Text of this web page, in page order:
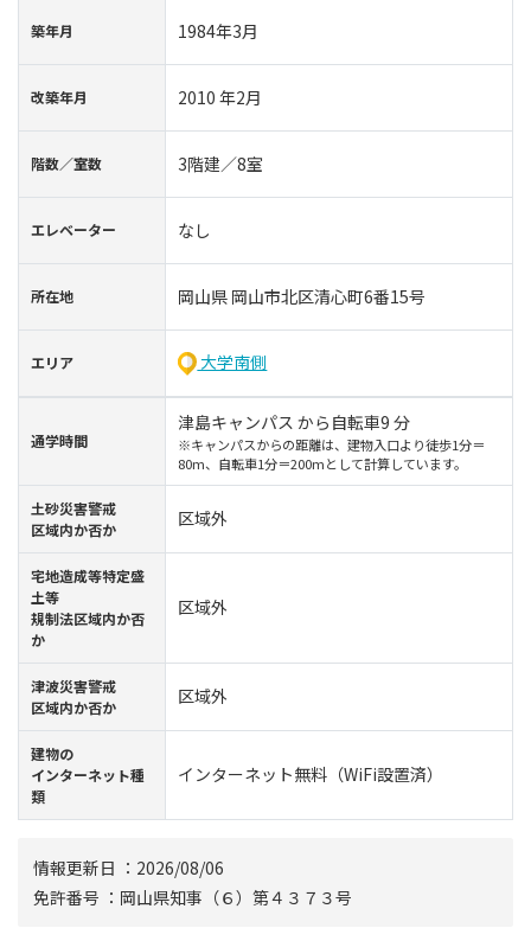
築年⽉ 1984年3月
改築年月 2010 年2月
階数∕室数 3階建／8室
エレベーター なし
所在地 岡山県 岡山市北区清心町6番15号
エリア 大学南側
通学時間
津島キャンパス から自転車9 分
※キャンパスからの距離は、建物入口より徒歩1分＝
80m、自転車1分＝200mとして計算しています。
⼟砂災害警戒
区域内か否か
区域外
宅地造成等特定盛
土等
規制法区域内か否
か
区域外
津波災害警戒
区域内か否か
区域外
建物の
インターネット種
類
インターネット無料（WiFi設置済）
情報更新⽇ ：2026/08/06
免許番号 ：岡山県知事（６）第４３７３号